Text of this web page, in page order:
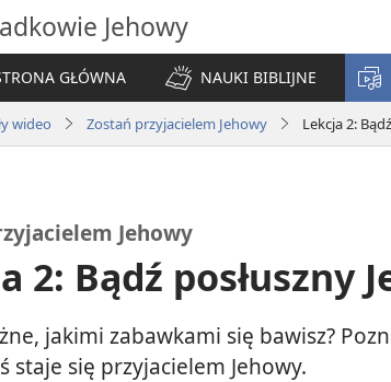
Jehowy
GŁÓWNA
NAUKI BIBLIJNE
wideo Zostań przyjacielem Jehowy Lekcja 2:
Jehowy
2: Bądź posłuszny
jakimi zabawkami się bawisz?
staje się przyjacielem Jehowy.